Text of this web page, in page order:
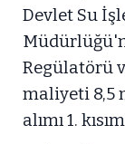
Devlet Su
Regülatörü
maliyeti 8,5
alımı 1.